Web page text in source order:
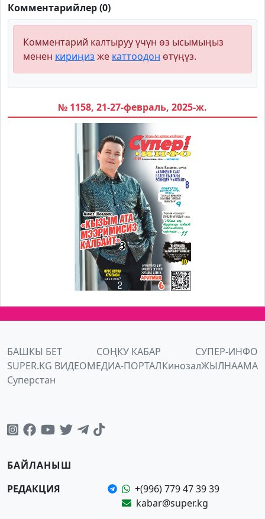
Комментарийлер (0)
Комментарий калтыруу үчүн өз ысымыңыз
менен кириңиз же каттоодон өтүңүз.
№ 1158, 21-27-февраль, 2025-ж.
БАШКЫ БЕТ СОҢКУ КАБАР
СУПЕР-ИНФО
SUPER.KG ВИДЕОМЕДИА-ПОРТАЛКинозалЖЫЛНААМА
Суперстан
БАЙЛАНЫШ
РЕДАКЦИЯ
+(996) 779 47 39 39
kabar@super.kg